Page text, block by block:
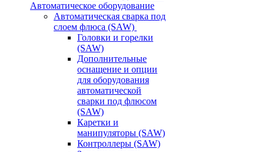
Автоматическое оборудование
Автоматическая сварка под
слоем флюса (SAW)
Головки и горелки
(SAW)
Дополнительные
оснащение и опции
для оборудования
автоматической
сварки под флюсом
(SAW)
Каретки и
манипуляторы (SAW)
Контроллеры (SAW)